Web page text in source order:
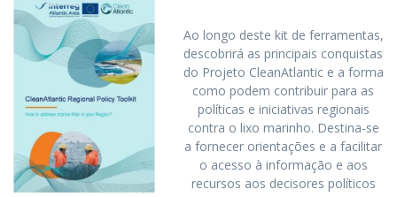
Ao longo deste kit de ferramentas,
descobrirá as principais conquistas
do Projeto CleanAtlantic e a forma
como podem contribuir para as
políticas e iniciativas regionais
contra o lixo marinho. Destina-se
a fornecer orientações e a facilitar
o acesso à informação e aos
recursos aos decisores políticos